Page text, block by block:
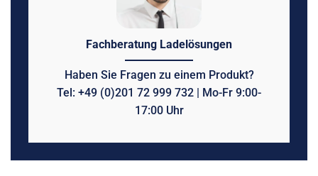
Fachberatung Ladelösungen
Haben Sie Fragen zu einem Produkt?
Tel: +49 (0)201 72 999 732 | Mo-Fr 9:00-
17:00 Uhr